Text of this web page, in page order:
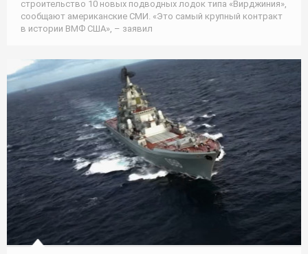
строительство 10 новых подводных лодок типа «Вирджиния»,
сообщают американские СМИ. «Это самый крупный контракт
в истории ВМФ США», – заявил